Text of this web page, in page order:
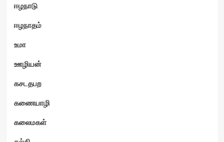
ஈழநாடு
ஈழநாதம்
உமா
ஊழியன்
கசடதபற
கணையாழி
கலைமகள்